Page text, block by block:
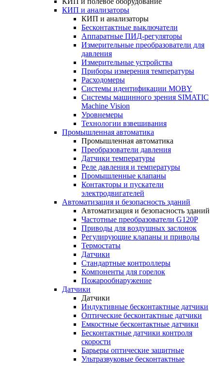
КИП и анализаторы
КИП и анализаторы
Бесконтактные выключатели
Аппаратные ПИД-регуляторы
Измерительные преобразователи для
давления
Измерительные устройства
Приборы измерения температуры
Расходомеры
Системы идентификации MOBY
Системы машинного зрения SIMATIC
Machine Vision
Уровнемеры
Технологии взвешивания
Промышленная автоматика
Промышленная автоматика
Преобразователи давления
Датчики температуры
Реле давления и температуры
Промышленные клапаны
Контакторы и пускатели
электродвигателей
Автоматизация и безопасность зданий
Автоматизация и безопасность зданий
Частотные преобразователи G120P
Приводы для воздушных заслонок
Регулирующие клапаны и приводы
Термостаты
Датчики
Стандартные контроллеры
Компоненты для горелок
Пожарообнаружение
Датчики
Датчики
Индуктивные бесконтактные датчики
Оптические бесконтактные датчики
Емкостные бесконтактные датчики
Бесконтактные датчики контроля
скорости
Барьеры оптические защитные
Ультразвуковые бесконтактные